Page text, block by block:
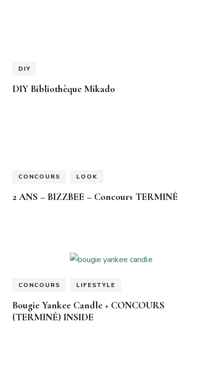
DIY
DIY Bibliothèque Mikado
CONCOURS LOOK
2 ANS – BIZZBEE – Concours TERMINÉ
CONCOURS LIFESTYLE
Bougie Yankee Candle + CONCOURS
(TERMINÉ) INSIDE